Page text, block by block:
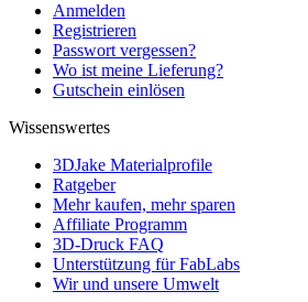
Anmelden
Registrieren
Passwort vergessen?
Wo ist meine Lieferung?
Gutschein einlösen
Wissenswertes
3DJake Materialprofile
Ratgeber
Mehr kaufen, mehr sparen
Affiliate Programm
3D-Druck FAQ
Unterstützung für FabLabs
Wir und unsere Umwelt